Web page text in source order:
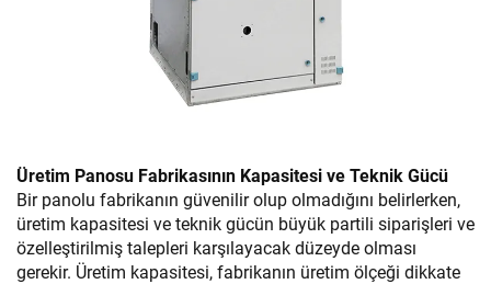
Üretim Panosu Fabrikasının Kapasitesi ve Teknik Gücü
Bir panolu fabrikanın güvenilir olup olmadığını belirlerken,
üretim kapasitesi ve teknik gücün büyük partili siparişleri ve
özelleştirilmiş talepleri karşılayacak düzeyde olması
gerekir. Üretim kapasitesi, fabrikanın üretim ölçeği dikkate